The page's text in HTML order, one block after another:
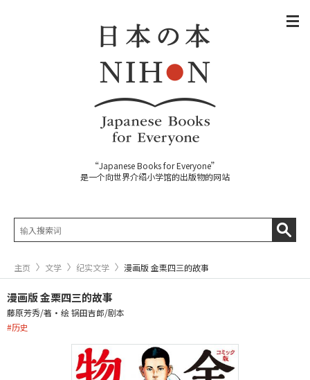
“Japanese Books for Everyone”
是一个向世界介绍小学馆的出版物的网站
主页 文学 纪实文学 漫画版 金栗四三的故事
漫画版 金栗四三的故事
藤原芳秀/著・绘 锅田吉郎/剧本
#历史